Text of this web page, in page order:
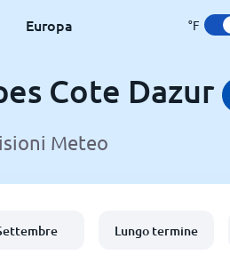
Europa °F
Cote Dazur
Meteo
Lungo termine